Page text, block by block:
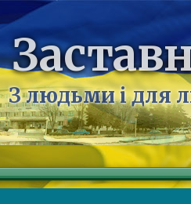
З людьми і для